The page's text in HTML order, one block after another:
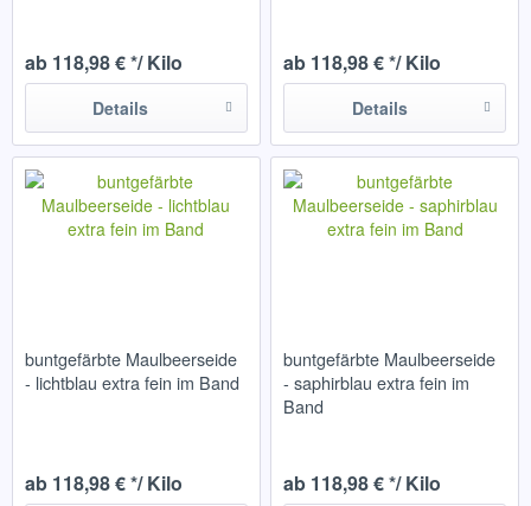
ab 118,98 € */ Kilo
Details
ab 118,98 € */ Kilo
Details
buntgefärbte Maulbeerseide
- lichtblau extra fein im Band
ab 118,98 € */ Kilo
buntgefärbte Maulbeerseide
- saphirblau extra fein im
Band
ab 118,98 € */ Kilo